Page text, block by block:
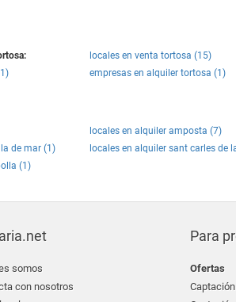
locales en venta tortosa (15)
empresas en alquiler tortosa (1)
locales en alquiler amposta (7)
de mar (1)
locales en alquiler sant carles de
(1)
somos
con nosotros
Para
Ofertas